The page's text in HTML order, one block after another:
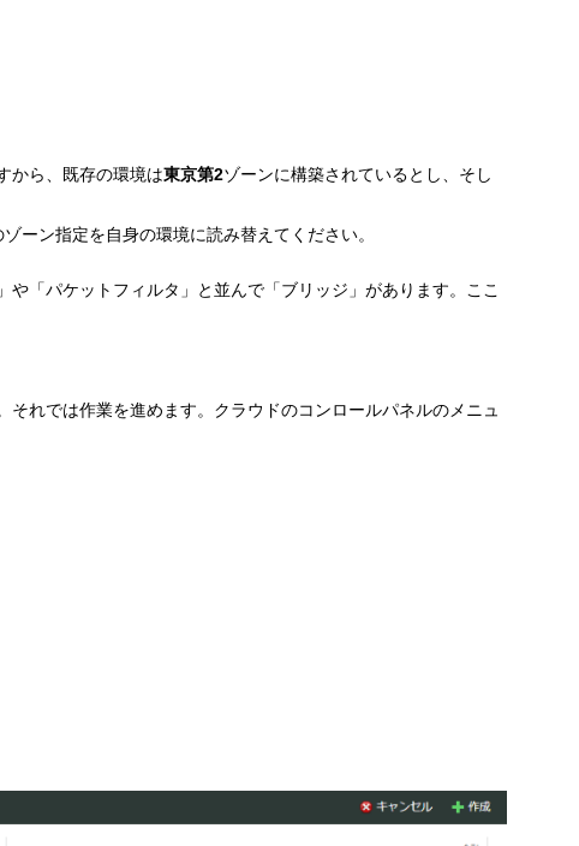
から、既存の環境は東京第2ゾーンに構築されているとし、そし
ーン指定を自身の環境に読み替えてください。
「パケットフィルタ」と並んで「ブリッジ」があります。ここ
れでは作業を進めます。クラウドのコンロールパネルのメニュ